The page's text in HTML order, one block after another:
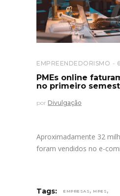
EMPREENDEDORISMO
PMEs online
no primeiro
por Divulgação
Aproximadamente 32
foram vendidos no e-
Tags: EMPRESAS , MPES ,